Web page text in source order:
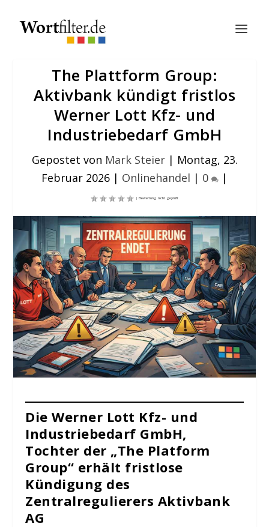
The Plattform Group:
Aktivbank kündigt fristlos
Werner Lott Kfz- und
Industriebedarf GmbH
Gepostet von Mark Steier| Montag, 23.
Februar 2026 | Onlinehandel | 0 |
Die Werner Lott Kfz- und
Industriebedarf GmbH,
Tochter der „The Platform
Group“ erhält fristlose
Kündigung des
Zentralregulierers Aktivbank
AG